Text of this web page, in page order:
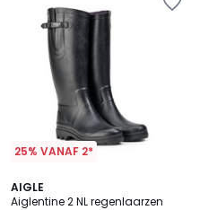
25% VANAF 2*
AIGLE
Aiglentine 2 NL regenlaarzen